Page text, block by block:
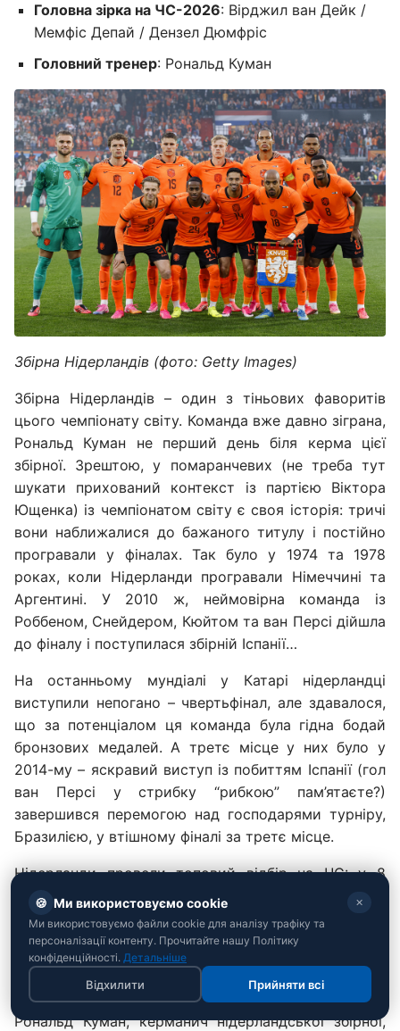
Головна зірка на ЧС-2026: Вірджил ван Дейк /
Мемфіс Депай / Дензел Дюмфріс
Головний тренер: Рональд Куман
Збірна Нідерландів (фото: Getty Images)
Збірна Нідерландів – один з тіньових фаворитів
цього чемпіонату світу. Команда вже давно зіграна,
Рональд Куман не перший день біля керма цієї
збірної. Зрештою, у помаранчевих (не треба тут
шукати прихований контекст із партією Віктора
Ющенка) із чемпіонатом світу є своя історія: тричі
вони наближалися до бажаного титулу і постійно
програвали у фіналах. Так було у 1974 та 1978
роках, коли Нідерланди програвали Німеччині та
Аргентині. У 2010 ж, неймовірна команда із
Роббеном, Снейдером, Кюйтом та ван Персі дійшла
до фіналу і поступилася збірній Іспанії…
На останньому мундіалі у Катарі нідерландці
виступили непогано – чвертьфінал, але здавалося,
що за потенціалом ця команда була гідна бодай
бронзових медалей. А третє місце у них було у
2014-му – яскравий виступ із побиттям Іспанії (гол
ван Персі у стрибку “рибкою” пам’ятаєте?)
завершився перемогою над господарями турніру,
Бразилією, у втішному фіналі за третє місце.
Нідерланди провели топовий відбір на ЧС: у 8
матчах вони не зазнали жодної поразки, вигравши
шість матчів та двічі зігравши внічию. Суперниками
у відборі були команди Польщі, Фінляндії, Мальти
та Литви. Відібрати очки в нідерландців
спромоглися лише поляки – два рази по 1:1.
Рональд Куман, керманич нідерландської збірної,
🍪 Ми використовуємо cookie ✕
Ми використовуємо файли cookie для аналізу трафіку та
персоналізації контенту. Прочитайте нашу Політику
конфіденційності. Детальніше
Відхилити Прийняти всі